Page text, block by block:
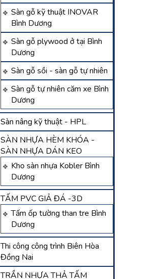
Sàn gỗ kỹ thuật INOVAR
Bình Dương
Sàn gỗ plywood ở tại Bình
Dương
Sàn gỗ sồi - sàn gỗ tự nhiên
Sàn gỗ tự nhiên căm xe Bình
Dương
Sàn nâng kỹ thuật - HPL
SÀN NHỰA HÈM KHÓA -
SÀN NHỰA DÁN KEO
Kho sàn nhựa Kobler Bình
Dương
TẤM PVC GIẢ ĐÁ -3D
Tấm ốp tường than tre Bình
Dương
Thi công công trình Biên Hòa
Đồng Nai
TRẦN NHỰA THẢ TẤM